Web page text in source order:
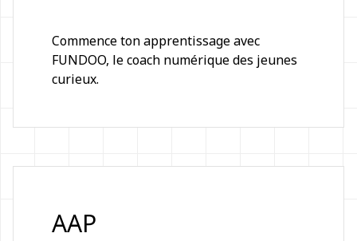
Commence ton apprentissage avec
FUNDOO, le coach numérique des jeunes
curieux.
AAP